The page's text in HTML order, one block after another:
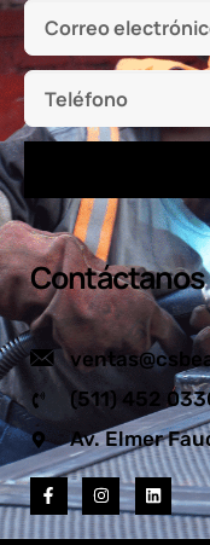
Contáctanos
(511) 452
Av. Elmer